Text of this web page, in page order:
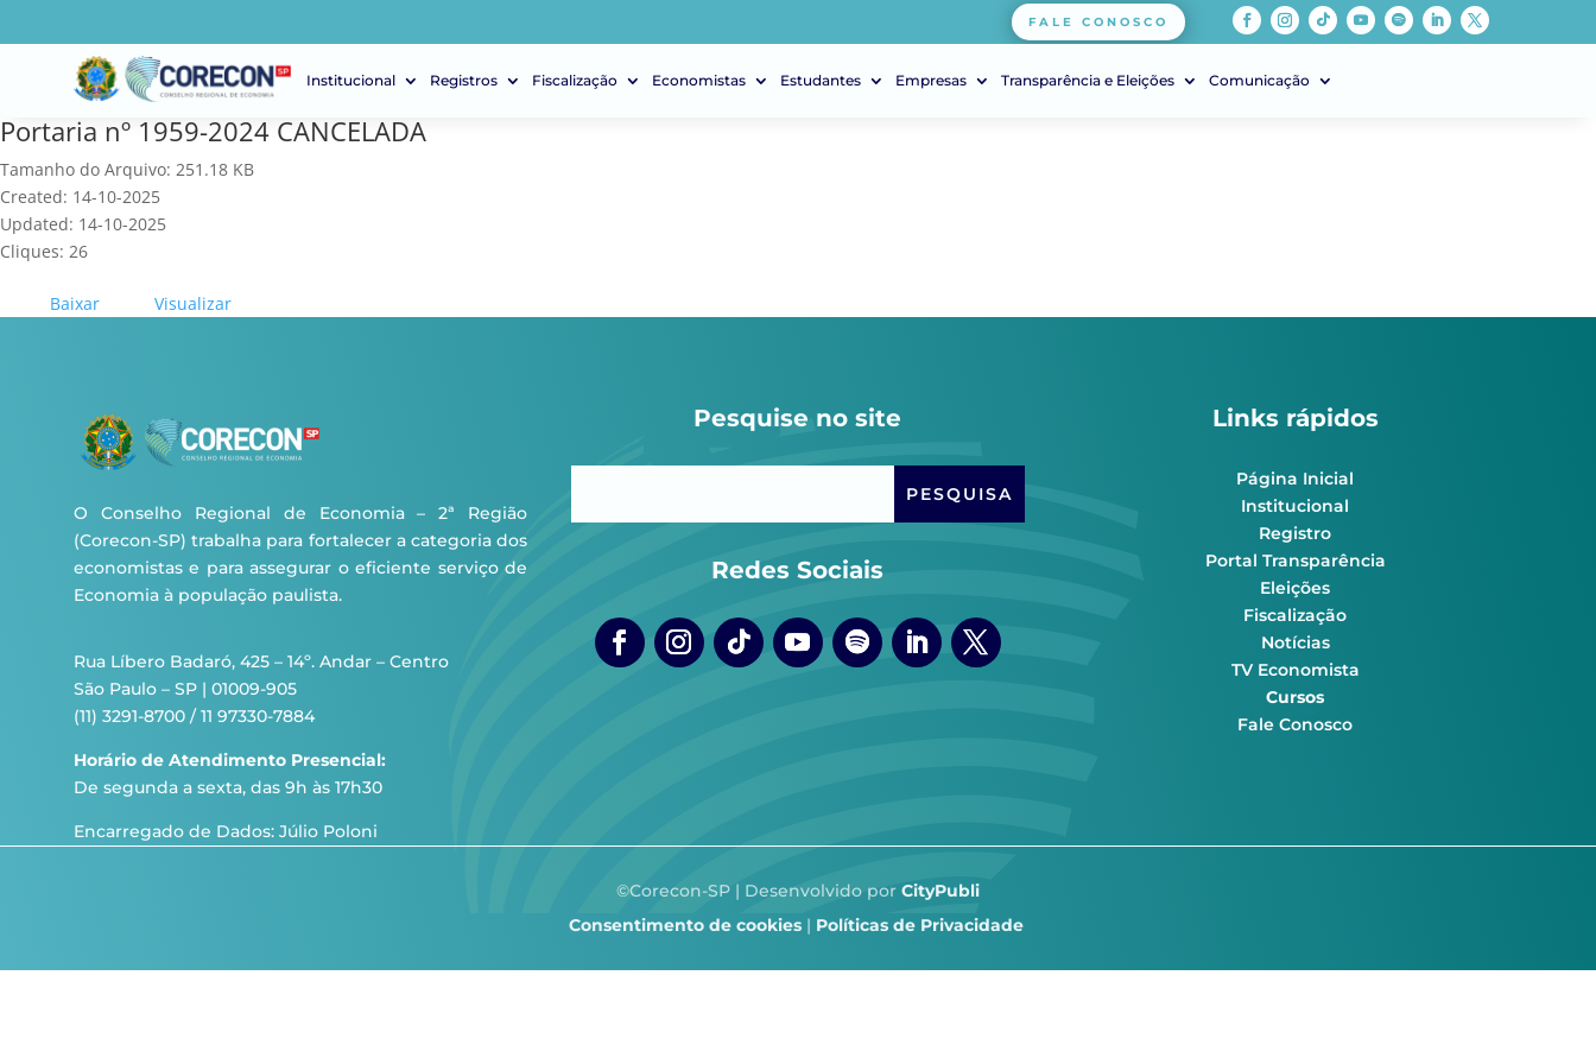
FALE CONOSCO
Institucional Registros Fiscalização Economistas Estudantes Empresas Transparência e Eleições Comunicação
Portaria nº 1959-2024 CANCELADA
Tamanho do Arquivo: 251.18 KB
Created: 14-10-2025
Updated: 14-10-2025
Cliques: 26
Baixar Visualizar
O Conselho Regional de Economia – 2ª Região
(Corecon-SP) trabalha para fortalecer a categoria dos
economistas e para assegurar o eficiente serviço de
Economia à população paulista.
Rua Líbero Badaró, 425 – 14º. Andar – Centro
São Paulo – SP | 01009-905
(11) 3291-8700 / 11 97330-7884
Horário de Atendimento Presencial:
De segunda a sexta, das 9h às 17h30
Encarregado de Dados: Júlio Poloni
Pesquise no site
Redes Sociais
Links rápidos
Página Inicial
Institucional
Registro
Portal Transparência
Eleições
Fiscalização
Notícias
TV Economista
Cursos
Fale Conosco
©Corecon-SP | Desenvolvido por CityPubli
Consentimento de cookies| Políticas de Privacidade